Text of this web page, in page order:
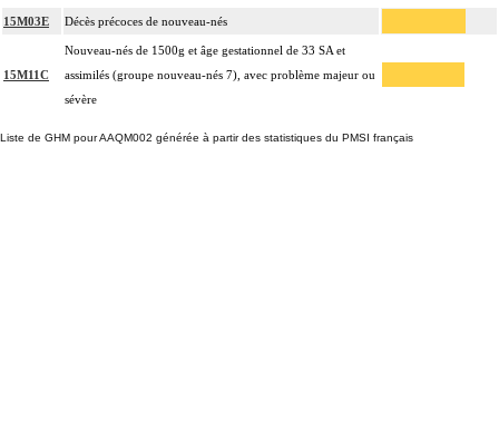
15M03E Décès précoces de nouveau-nés
15M11C
Nouveau-nés de 1500g et âge gestationnel de 33 SA et
assimilés (groupe nouveau-nés 7), avec problème majeur ou
sévère
Liste de GHM pour AAQM002 générée à partir des statistiques du PMSI français